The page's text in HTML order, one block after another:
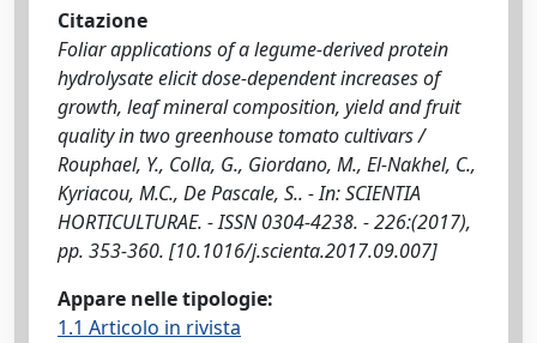
Citazione
Foliar applications of a legume-derived protein
hydrolysate elicit dose-dependent increases of
growth, leaf mineral composition, yield and fruit
quality in two greenhouse tomato cultivars /
Rouphael, Y., Colla, G., Giordano, M., El-Nakhel, C.,
Kyriacou, M.C., De Pascale, S.. - In: SCIENTIA
HORTICULTURAE. - ISSN 0304-4238. - 226:(2017),
pp. 353-360. [10.1016/j.scienta.2017.09.007]
Appare nelle tipologie:
1.1 Articolo in rivista